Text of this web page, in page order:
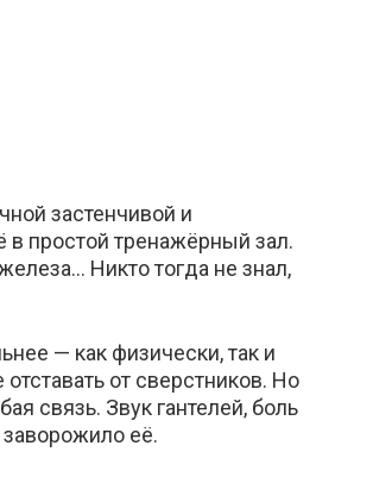
застенчивой и
в простой тренажёрный зал.
Никто тогда не знал,
— как физически, так и
от сверстников. Но
связь. Звук гантелей, боль
её.